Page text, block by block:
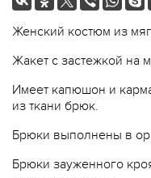
Женский костюм из
Жакет с застежкой на
Имеет капюшон и
из ткани брюк.
Брюки выполнены в
Брюки зауженного